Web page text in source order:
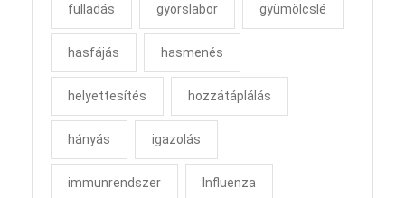
fulladás gyorslabor gyümölcslé
hasfájás hasmenés
helyettesítés hozzátáplálás
hányás igazolás
immunrendszer Influenza